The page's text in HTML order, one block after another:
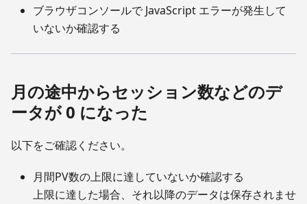
ブラウザコンソールで JavaScript エラーが発生して
いないか確認する
月の途中からセッション数などのデ
ータが 0 になった
以下をご確認ください。
月間PV数の上限に達していないか確認する
上限に達した場合、それ以降のデータは保存されませ